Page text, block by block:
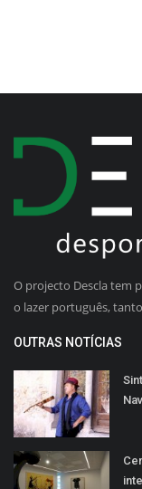
O projecto Descla tem
o lazer português,
OUTRAS NOTÍCIAS